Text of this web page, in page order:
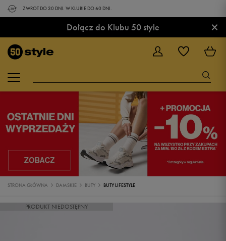
ZWROT DO 30 DNI. W KLUBIE DO 60 DNI.
Dołącz do Klubu 50 style ×
STRONA GŁÓWNA DAMSKIE BUTY BUTY LIFESTYLE
PRODUKT NIEDOSTĘPNY